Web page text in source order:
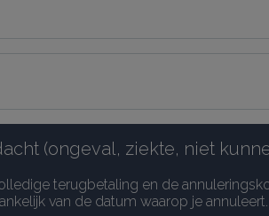
(ongeval, ziekte, niet
terugbetaling en de
van de datum waarop je annuleert.